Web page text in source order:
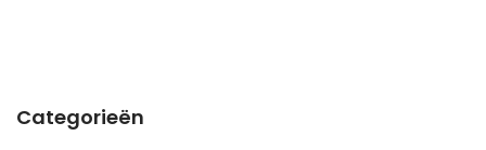
Categorieën